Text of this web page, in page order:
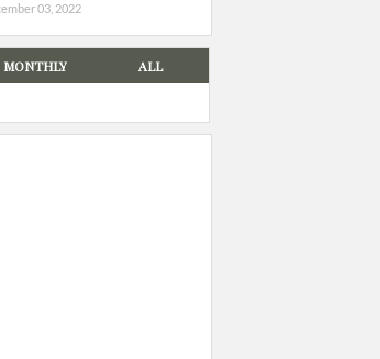
03, 2022
MONTHLY ALL